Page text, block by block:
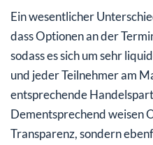
Ein wesentlicher
dass Optionen an der
sodass es sich um sehr
und jeder Teilnehmer am
entsprechende
Dementsprechend weisen
Transparenz, sondern